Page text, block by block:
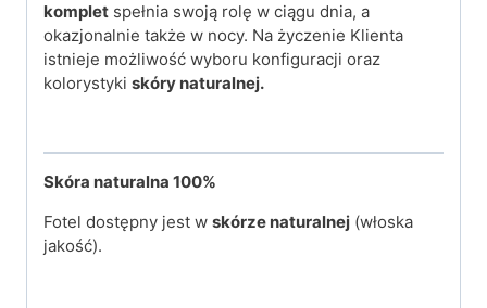
komplet spełnia swoją rolę w ciągu dnia, a
okazjonalnie także w nocy. Na życzenie Klienta
istnieje możliwość wyboru konfiguracji oraz
kolorystyki skóry naturalnej.
Skóra naturalna 100%
Fotel dostępny jest w skórze naturalnej (włoska
jakość).